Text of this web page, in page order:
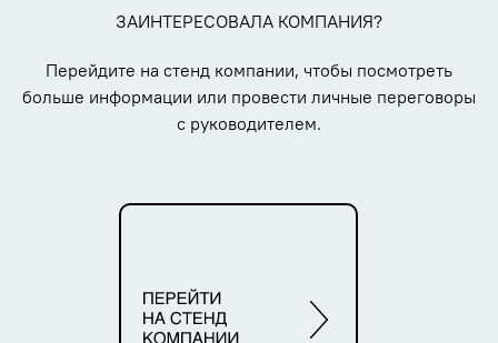
ЗАИНТЕРЕСОВАЛА КОМПАНИЯ?
Перейдите на стенд компании, чтобы посмотреть
больше информации или провести личные переговоры
с руководителем.